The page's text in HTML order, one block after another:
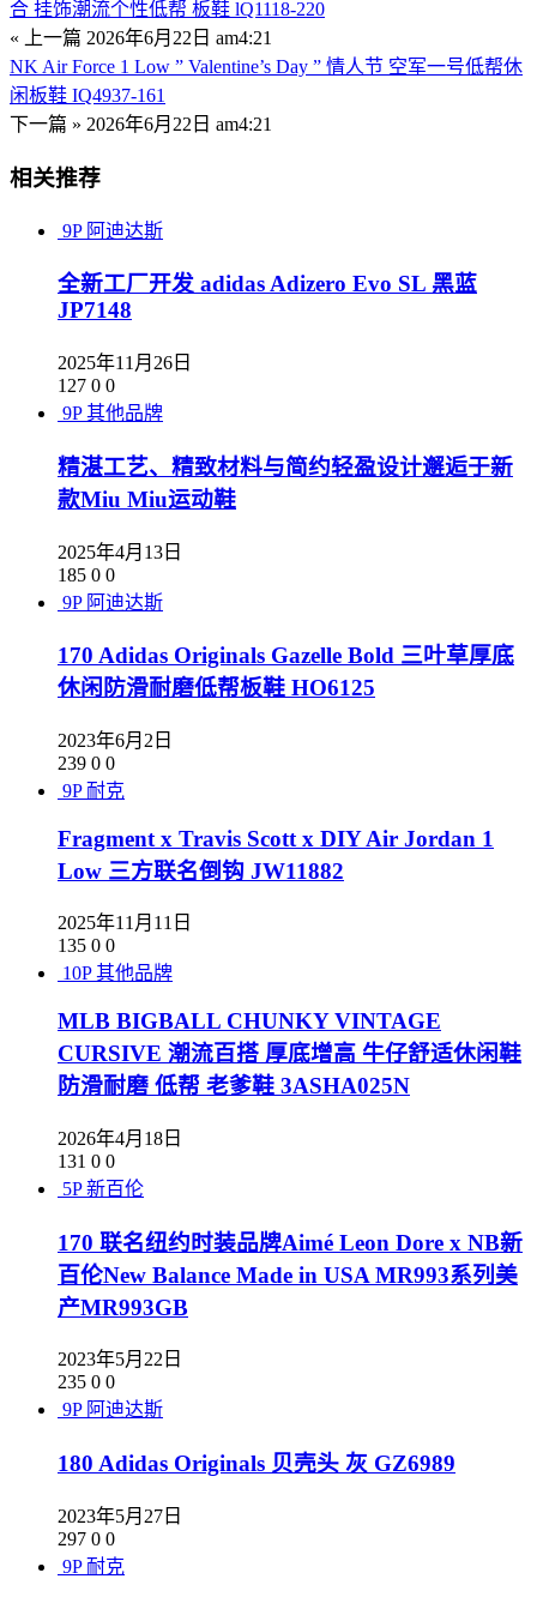
合 挂饰潮流个性低帮 板鞋 lQ1118-220
« 上一篇 2026年6月22日 am4:21
NK Air Force 1 Low ” Valentine’s Day ” 情人节 空军一号低帮休
闲板鞋 IQ4937-161
下一篇 » 2026年6月22日 am4:21
相关推荐
9P 阿迪达斯
全新工厂开发 adidas Adizero Evo SL 黑蓝
JP7148
2025年11月26日
127 0 0
9P 其他品牌
精湛工艺、精致材料与简约轻盈设计邂逅于新
款Miu Miu运动鞋
2025年4月13日
185 0 0
9P 阿迪达斯
170 Adidas Originals Gazelle Bold 三叶草厚底
休闲防滑耐磨低帮板鞋 HO6125
2023年6月2日
239 0 0
9P 耐克
Fragment x Travis Scott x DIY Air Jordan 1
Low 三方联名倒钩 JW11882
2025年11月11日
135 0 0
10P 其他品牌
MLB BIGBALL CHUNKY VINTAGE
CURSIVE 潮流百搭 厚底增高 牛仔舒适休闲鞋
防滑耐磨 低帮 老爹鞋 3ASHA025N
2026年4月18日
131 0 0
5P 新百伦
170 联名纽约时装品牌Aimé Leon Dore x NB新
百伦New Balance Made in USA MR993系列美
产MR993GB
2023年5月22日
235 0 0
9P 阿迪达斯
180 Adidas Originals 贝壳头 灰 GZ6989
2023年5月27日
297 0 0
9P 耐克